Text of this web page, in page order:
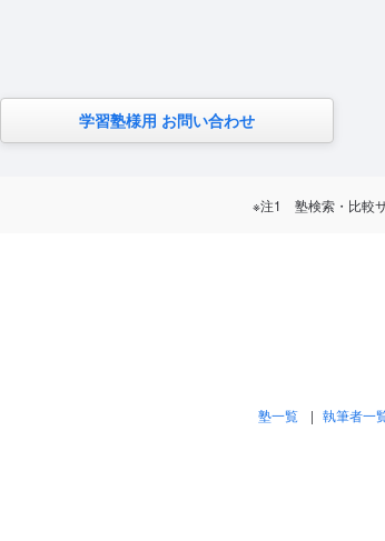
学習塾様用 お問い合わせ
※注1 塾検索・比較
塾一覧 執筆者一